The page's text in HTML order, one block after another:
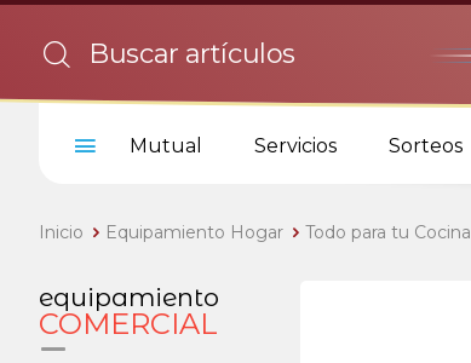
Mutual Servicios Sorteos
Inicio Equipamiento Hogar Todo para tu Cocina
equipamiento
COMERCIAL